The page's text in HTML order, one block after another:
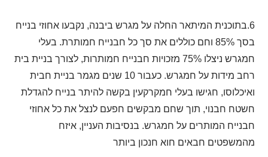
6.בתוכנית המיתאר החלה על מגרש ביבנה, נקבעו אחוזי בנייח
בסך 85% וחם כוללים את סך כל חבנייח חמותרת. בעלי
חמגרש ניצלו 75% מזכויות חבנייח חמותרות, לצורך בניית בית
רחב מידות על חמגרש. כעבור 10 שנים מגמר בניית חבית
ואיכלוסו, חגישו בעלי חמקרקעין בקשה להיתר בנייח להגדלת
חשטח חבנוי, תוך שחם מבקשים חפעם לנצל את כל אחוזי
חבנייח המותרים על חמגרש. בנסיבות העניין, איזח
מהמשפטים חבאים חוא חנכון ביותר